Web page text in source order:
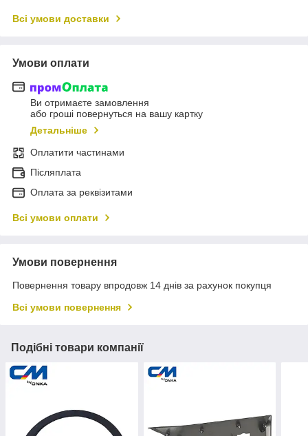
Всі умови доставки
Умови оплати
Ви отримаєте замовлення
або гроші повернуться на вашу картку
Детальніше
Оплатити частинами
Післяплата
Оплата за реквізитами
Всі умови оплати
Умови повернення
Повернення товару впродовж 14 днів за рахунок покупця
Всі умови повернення
Подібні товари компанії